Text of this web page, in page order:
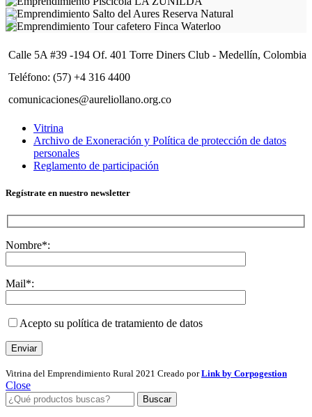
Calle 5A #39 -194 Of. 401 Torre Diners Club - Medellín, Colombia
Teléfono: (57) +4 316 4400
comunicaciones@aureliollano.org.co
Vitrina
Archivo de Exoneración y Política de protección de datos
personales
Reglamento de participación
Regístrate en nuestro newsletter
Nombre*:
Mail*:
Acepto su política de tratamiento de datos
Vitrina del Emprendimiento Rural 2021 Creado porLink by Corpogestion
Close
Buscar